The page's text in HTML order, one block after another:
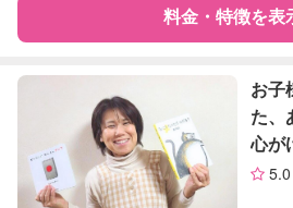
お子様の撮影
（定期特典）
対応不可
料金・特徴を表
特徴 料金 レビュー
サポートの特徴
資格
企業型割引
お子
た、
心が
5.0